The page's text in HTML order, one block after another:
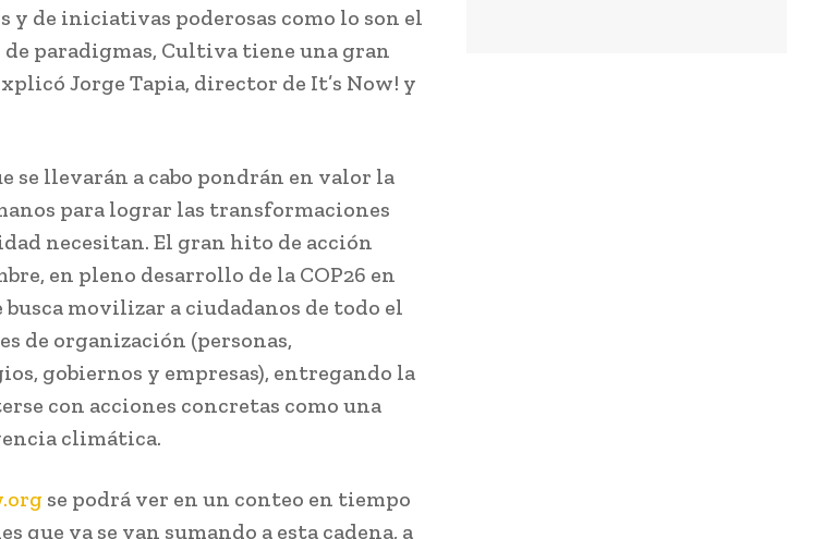
y de iniciativas poderosas como lo son el
de paradigmas, Cultiva tiene una gran
Jorge Tapia, director de It’s Now! y
se llevarán a cabo pondrán en valor la
para lograr las transformaciones
necesitan. El gran hito de acción
en pleno desarrollo de la COP26 en
busca movilizar a ciudadanos de todo el
de organización (personas,
gobiernos y empresas), entregando la
con acciones concretas como una
climática.
se podrá ver en un conteo en tiempo
que ya se van sumando a esta cadena, a